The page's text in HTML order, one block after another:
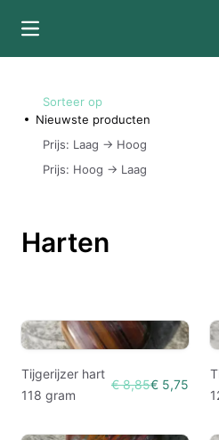
Sorteer op
Nieuwste producten
Prijs: Laag -> Hoog
Prijs: Hoog -> Laag
Harten
Tijgerijzer hart
118 gram
€ 8,85€ 5,75